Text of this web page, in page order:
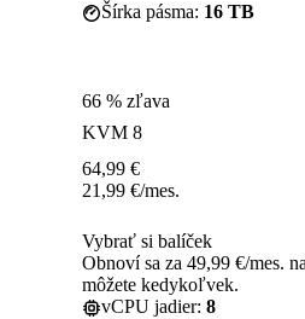
Šírka pásma: 16 TB
66 % zľava
KVM 8
64,99 €
21,99 €/mes.
Vybrať si balíček
Obnoví sa za 49,99 €/mes.
môžete kedykoľvek.
vCPU jadier: 8